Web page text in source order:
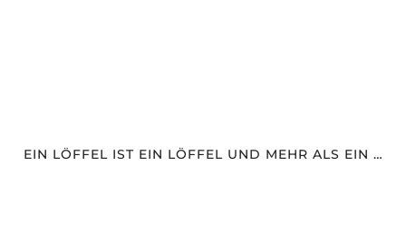
EIN LÖFFEL IST EIN LÖFFEL UND MEHR ALS EIN …